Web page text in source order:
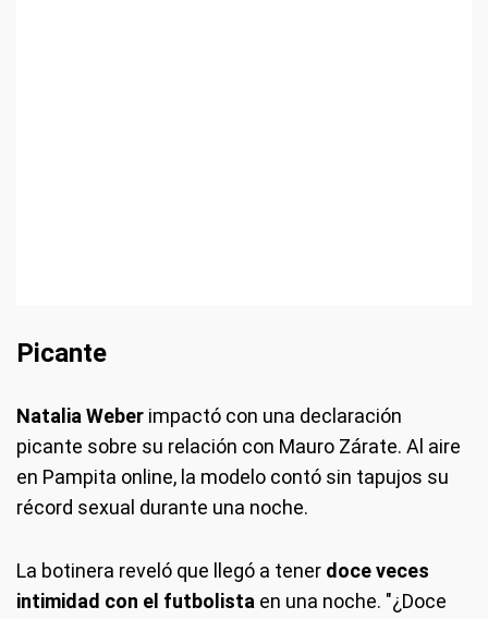
Picante
Natalia Weber impactó con una declaración
picante sobre su relación con Mauro Zárate. Al aire
en Pampita online, la modelo contó sin tapujos su
récord sexual durante una noche.
La botinera reveló que llegó a tener doce veces
intimidad con el futbolista en una noche. "¿Doce